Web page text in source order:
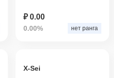
₽ 0.00
0.00% нет ранга
X-Sei